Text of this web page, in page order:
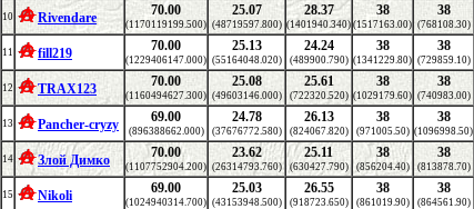
10 Rivendare 70.00
(1170119199.500)
25.07
(48719597.800)
28.37
(1401940.340)
38
(1517163.00)
38
(768108.30)
11 fill219 70.00
(1229406147.000)
25.13
(55164048.020)
24.24
(489900.790)
38
(1341229.80)
38
(729859.10)
12 TRAX123 70.00
(1160494627.300)
25.08
(49603146.000)
25.61
(722320.520)
38
(1029179.60)
38
(740983.00)
13 Pancher-cryzy 69.00
(896388662.000)
24.78
(37676772.580)
26.13
(824067.820)
38
(971005.50)
38
(1096998.50)
14 Злой Димко 70.00
(1107752904.200)
23.62
(26314793.760)
25.11
(630427.790)
38
(856204.40)
38
(813878.70)
15 Nikoli 69.00
(1024940314.700)
25.03
(43153948.500)
26.55
(918723.650)
38
(861019.90)
38
(864561.90)